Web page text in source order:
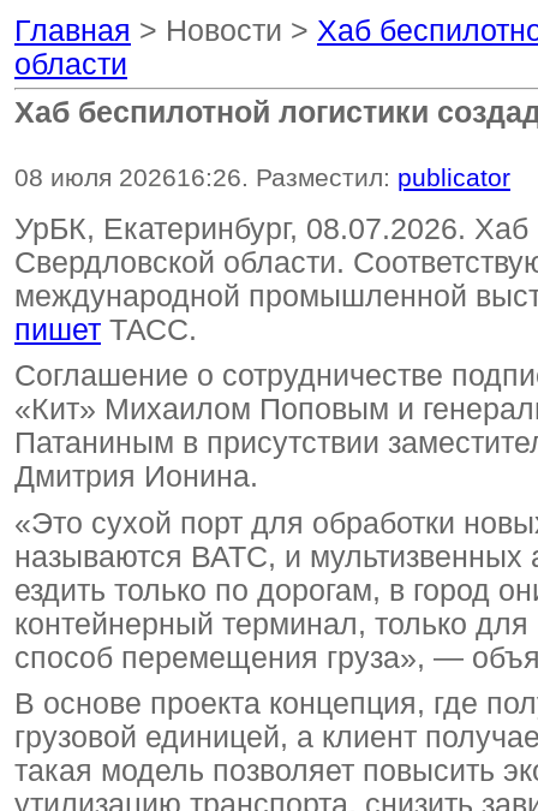
Главная > Новости > Хаб
области
Хаб беспилотной логистики
08 июля 202616:26. Разместил: publicator
УрБК, Екатеринбург, 08.07.2026. Хаб
Свердловской области.
международной промышленной
пишет ТАСС.
Соглашение о сотрудничестве
«Кит» Михаилом Поповым и
Патаниным в присутствии
Дмитрия Ионина.
«Это сухой порт для обработки
называются ВАТС, и мультизвенных
ездить только по дорогам, в город
контейнерный терминал, только
способ перемещения груза», —
В основе проекта концепция, где
грузовой единицей, а клиент
такая модель позволяет повысить
утилизацию транспорта, снизить